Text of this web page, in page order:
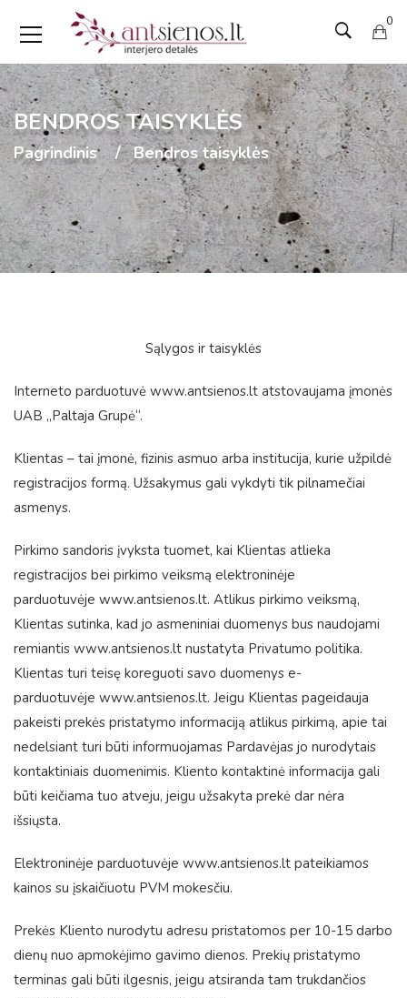
0
BENDROS TAISYKLĖS
Pagrindinis Bendros taisyklės
Sąlygos ir taisyklės
Interneto parduotuvė www.antsienos.lt atstovaujama įmonės
UAB „Paltaja Grupė“.
Klientas – tai įmonė, fizinis asmuo arba institucija, kurie užpildė
registracijos formą. Užsakymus gali vykdyti tik pilnamečiai
asmenys.
Pirkimo sandoris įvyksta tuomet, kai Klientas atlieka
registracijos bei pirkimo veiksmą elektroninėje
parduotuvėje www.antsienos.lt. Atlikus pirkimo veiksmą,
Klientas sutinka, kad jo asmeniniai duomenys bus naudojami
remiantis www.antsienos.lt nustatyta Privatumo politika.
Klientas turi teisę koreguoti savo duomenys e-
parduotuvėje www.antsienos.lt. Jeigu Klientas pageidauja
pakeisti prekės pristatymo informaciją atlikus pirkimą, apie tai
nedelsiant turi būti informuojamas Pardavėjas jo nurodytais
kontaktiniais duomenimis. Kliento kontaktinė informacija gali
būti keičiama tuo atveju, jeigu užsakyta prekė dar nėra
išsiųsta.
Elektroninėje parduotuvėje www.antsienos.lt pateikiamos
kainos su įskaičiuotu PVM mokesčiu.
Prekės Kliento nurodytu adresu pristatomos per 10-15 darbo
dienų nuo apmokėjimo gavimo dienos. Prekių pristatymo
terminas gali būti ilgesnis, jeigu atsiranda tam trukdančios